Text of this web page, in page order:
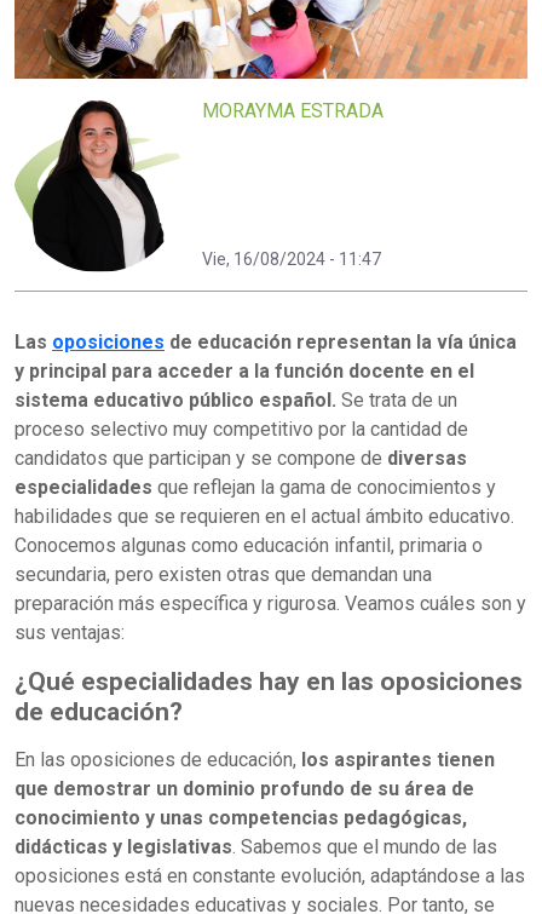
MORAYMA ESTRADA
Vie, 16/08/2024 - 11:47
Las oposiciones de educación representan la vía única
y principal para acceder a la función docente en el
sistema educativo público español. Se trata de un
proceso selectivo muy competitivo por la cantidad de
candidatos que participan y se compone de diversas
especialidades que reflejan la gama de conocimientos y
habilidades que se requieren en el actual ámbito educativo.
Conocemos algunas como educación infantil, primaria o
secundaria, pero existen otras que demandan una
preparación más específica y rigurosa. Veamos cuáles son y
sus ventajas:
¿Qué especialidades hay en las oposiciones
de educación?
En las oposiciones de educación, los aspirantes tienen
que demostrar un dominio profundo de su área de
conocimiento y unas competencias pedagógicas,
didácticas y legislativas. Sabemos que el mundo de las
oposiciones está en constante evolución, adaptándose a las
nuevas necesidades educativas y sociales. Por tanto, se